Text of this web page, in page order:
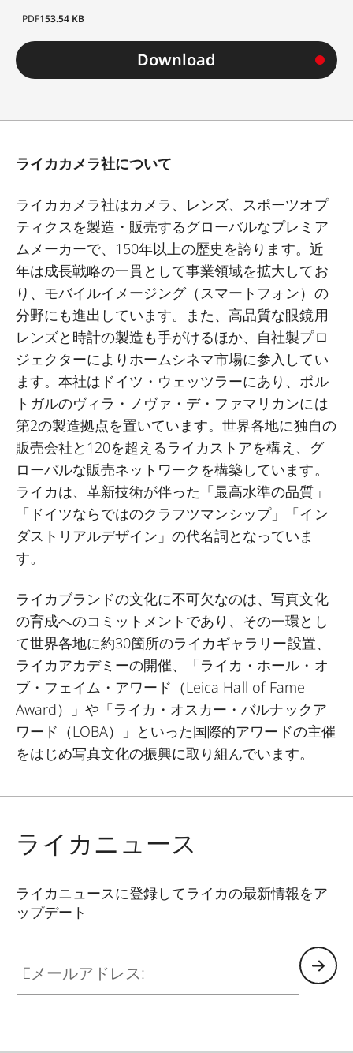
PDF153.54 KB
Download
ライカカメラ社について
ライカカメラ社はカメラ、レンズ、スポーツオプ
ティクスを製造・販売するグローバルなプレミア
ムメーカーで、 150年以上の歴史を誇ります。近
年は成長戦略の一貫として事業領域を拡大してお
り、モバイルイメージング（スマートフォン）の
分野にも進出しています。また、高品質な眼鏡用
レンズと時計の製造も手がけるほか、自社製プロ
ジェクターによりホームシネマ市場に参入してい
ます。本社はドイツ・ウェッツラーにあり、ポル
トガルのヴィラ・ノヴァ・デ・ファマリカンには
第2の製造拠点を置いています。世界各地に独自の
販売会社と 120を超えるライカストアを構え、グ
ローバルな販売ネットワークを構築しています。
ライカは、革新技術が伴った「最高水準の品質」
「ドイツならではのクラフツマンシップ」「イン
ダストリアルデザイン」の代名詞となっていま
す。
ライカブランドの文化に不可欠なのは、写真文化
の育成へのコミットメントであり、その一環とし
て世界各地に約30箇所のライカギャラリー設置、
ライカアカデミーの開催、「ライカ・ホール・オ
ブ・フェイム・アワード（Leica Hall of Fame
Award）」や「ライカ・オスカー・バルナックア
ワード（LOBA）」といった国際的アワードの主催
をはじめ写真文化の振興に取り組んでいます。
ライカニュース
ライカニュースに登録してライカの最新情報をア
ップデート